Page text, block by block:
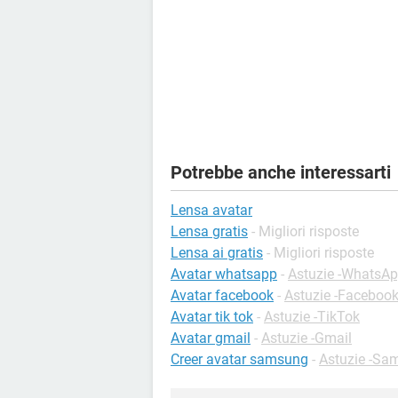
Potrebbe anche interessarti
Lensa avatar
Lensa gratis - Migliori risposte
Lensa ai gratis - Migliori risposte
Avatar whatsapp - Astuzie -
Avatar facebook - Astuzie -Facebook
Avatar tik tok - Astuzie -TikTok
Avatar gmail - Astuzie -Gmail
Creer avatar samsung - Astuzie -